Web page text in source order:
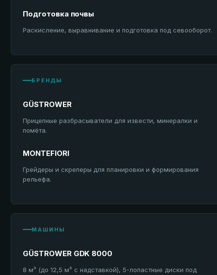
Подготовка почвы
Раскисление, выравнивание и подготовка под севооборот.
БРЕНДЫ
GÜSTROWER
Прицепные разбрасыватели для извести, минералки и
помёта.
MONTEFIORI
Грейдеры и скреперы для планировки и формирования
рельефа.
МАШИНЫ
GÜSTROWER GDK 8000
8 м³ (до 12,5 м³ с надставкой), 5-лопастные диски под